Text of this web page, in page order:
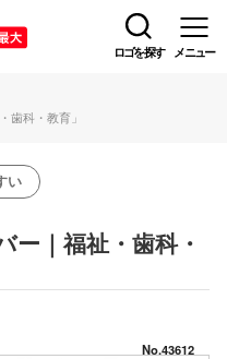
ロゴを探す メニュー
歯科・教育」
い
｜福祉・歯科・
No.43612